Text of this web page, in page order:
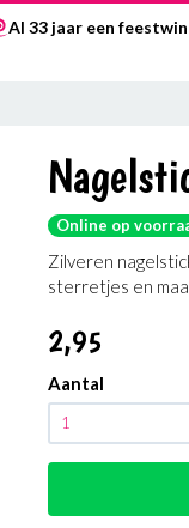
Al 33 jaar een
Online op
Zilveren
sterretjes en
2,95
Aantal